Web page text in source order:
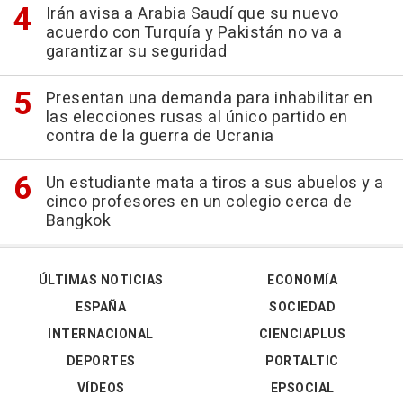
Irán avisa a Arabia Saudí que su nuevo
acuerdo con Turquía y Pakistán no va a
garantizar su seguridad
Presentan una demanda para inhabilitar en
las elecciones rusas al único partido en
contra de la guerra de Ucrania
Un estudiante mata a tiros a sus abuelos y a
cinco profesores en un colegio cerca de
Bangkok
ÚLTIMAS NOTICIAS
ESPAÑA
INTERNACIONAL
DEPORTES
VÍDEOS
ECONOMÍA
SOCIEDAD
CIENCIAPLUS
PORTALTIC
EPSOCIAL